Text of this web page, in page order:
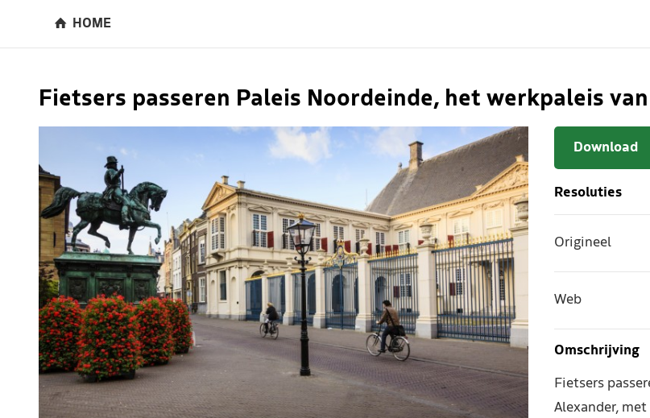
HOME
Fietsers passeren Paleis Noordeinde, het werkpaleis
Download
Resoluties
Origineel
Web
Omschrijving
Fietsers
Alexander,